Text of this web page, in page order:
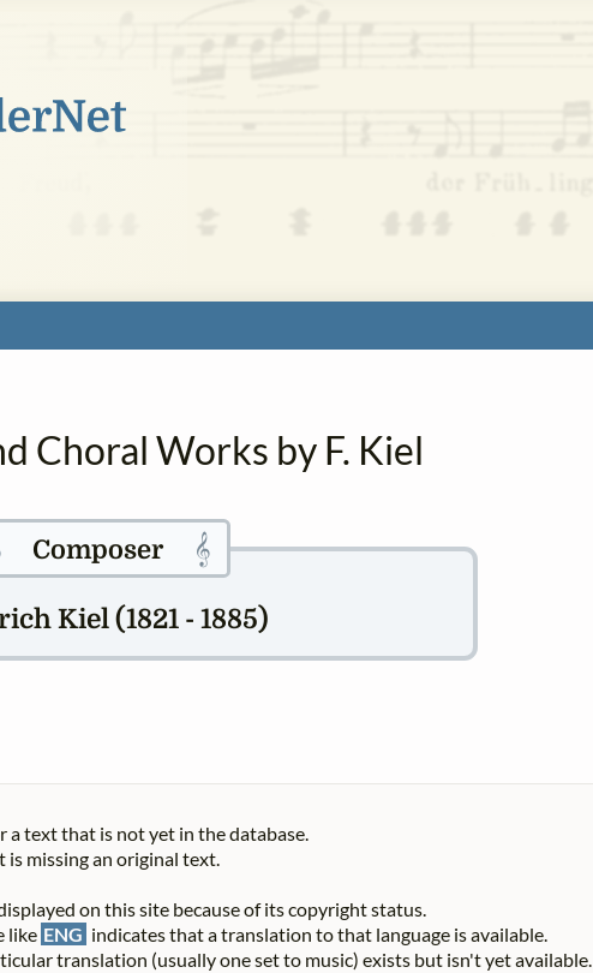
Choral Works by F. Kiel
Composer 𝄞
Kiel (1821 - 1885)
a text that is not yet in the database.
missing an original text.
on this site because of its copyright status.
like ENG indicates that a translation to that language is available.
translation (usually one set to music) exists but isn't yet available.